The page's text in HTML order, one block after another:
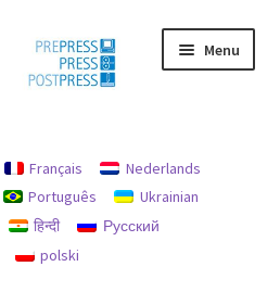
Menu
Français
Nederlands
Português
Ukrainian
हिन्दी
Русский
polski